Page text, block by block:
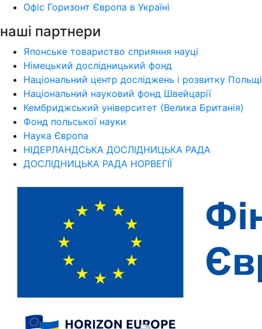
Офіс Горизонт Європа в Україні
наші партнери
Японське товариство сприяння науці
Німецький дослідницький фонд
Національний центр досліджень і розвитку Польщі
Національний науковий фонд Швейцарії
Кембриджський університет (Велика Британія)
Фонд польської науки
Наука Європа
НІДЕРЛАНДСЬКА ДОСЛІДНИЦЬКА РАДА
ДОСЛІДНИЦЬКА РАДА НОРВЕГІЇ